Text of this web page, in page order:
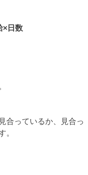
×日数
合っているか、見合っ
。